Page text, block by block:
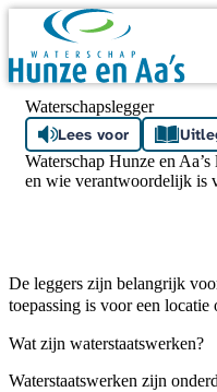
Skip navigation
Waterschapslegger
Lees voor
Waterschap Hunze en
en wie verantwoordelijk is
De leggers zijn belangrijk
toepassing is voor een
Wat zijn waterstaatswerken?
Waterstaatswerken zijn